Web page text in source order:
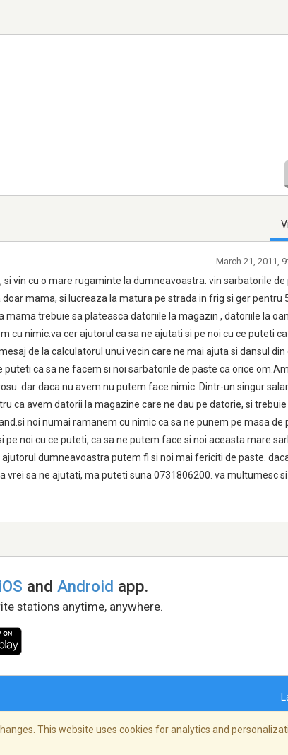
vin cu o mare rugaminte la dumneavoastra. vin sarbatorile de
mama, si lucreaza la matura pe strada in frig si ger pentru
mama trebuie sa plateasca datoriile la magazin , datoriile la
cu nimic.va cer ajutorul ca sa ne ajutati si pe noi cu ce puteti
de la calculatorul unui vecin care ne mai ajuta si dansul din
ca sa ne facem si noi sarbatorile de paste ca orice
dar daca nu avem nu putem face nimic. Dintr-un singur
ca avem datorii la magazine care ne dau pe datorie, si
noi numai ramanem cu nimic ca sa ne punem pe masa de
noi cu ce puteti, ca sa ne putem face si noi aceasta mare
dumneavoastra putem fi si noi mai fericiti de paste.
vrei sa ne ajutati, ma puteti suna 0731806200. va multumesc
March 21, 2011,
iOS andAndroid app.
stations anytime, anywhere.
This website uses cookies for analytics and